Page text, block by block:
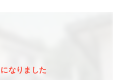
になりました